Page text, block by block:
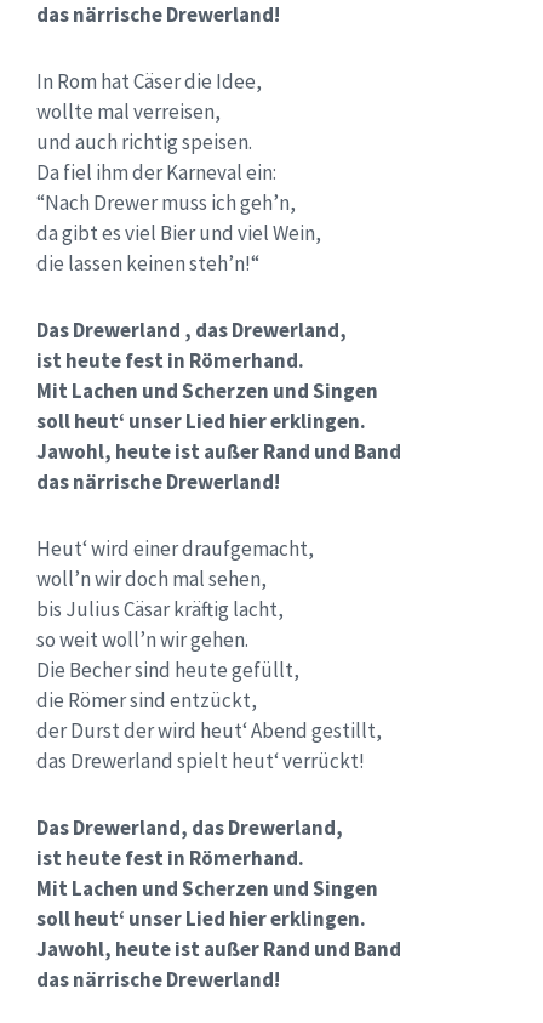
das närrische Drewerland!
In Rom hat Cäser die Idee,
wollte mal verreisen,
und auch richtig speisen.
Da fiel ihm der Karneval ein:
“Nach Drewer muss ich geh’n,
da gibt es viel Bier und viel Wein,
die lassen keinen steh’n!“
Das Drewerland , das Drewerland,
ist heute fest in Römerhand.
Mit Lachen und Scherzen und Singen
soll heut‘ unser Lied hier erklingen.
Jawohl, heute ist außer Rand und Band
das närrische Drewerland!
Heut‘ wird einer draufgemacht,
woll’n wir doch mal sehen,
bis Julius Cäsar kräftig lacht,
so weit woll’n wir gehen.
Die Becher sind heute gefüllt,
die Römer sind entzückt,
der Durst der wird heut‘ Abend gestillt,
das Drewerland spielt heut‘ verrückt!
Das Drewerland, das Drewerland,
ist heute fest in Römerhand.
Mit Lachen und Scherzen und Singen
soll heut‘ unser Lied hier erklingen.
Jawohl, heute ist außer Rand und Band
das närrische Drewerland!